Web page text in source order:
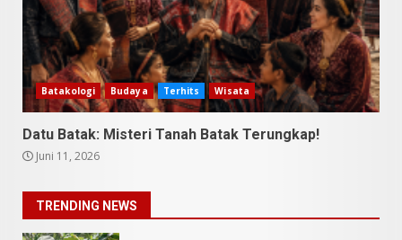
Batakologi Budaya Terhits Wisata
Datu Batak: Misteri Tanah Batak Terungkap!
Juni 11, 2026
TRENDING NEWS
1
9 Tempat Istimewa Sumatera
Utara Bukan Cuma Medan dan
Danau Toba
Juli 31, 2026
2
Juli 13, 2026